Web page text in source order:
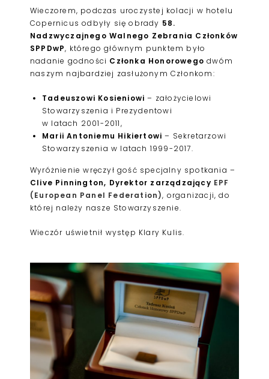
Wieczorem, podczas uroczystej kolacji w hotelu
Copernicus odbyły się obrady 58.
Nadzwyczajnego Walnego Zebrania Członków
SPPDwP, którego głównym punktem było
nadanie godności Członka Honorowego dwóm
naszym najbardziej zasłużonym Członkom:
Tadeuszowi Kosieniowi – założycielowi
Stowarzyszenia i Prezydentowi
w latach 2001-2011,
Marii Antoniemu Hikiertowi – Sekretarzowi
Stowarzyszenia w latach 1999-2017.
Wyróżnienie wręczył gość specjalny spotkania –
Clive Pinnington, Dyrektor zarządzający EPF
(European Panel Federation), organizacji, do
której należy nasze Stowarzyszenie.
Wieczór uświetnił występ Klary Kulis.